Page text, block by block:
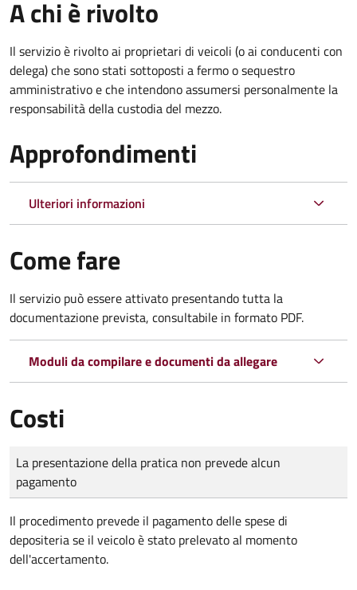
A chi è rivolto
Il servizio è rivolto ai proprietari di veicoli (o ai conducenti con
delega) che sono stati sottoposti a fermo o sequestro
amministrativo e che intendono assumersi personalmente la
responsabilità della custodia del mezzo.
Approfondimenti
Ulteriori informazioni
Come fare
Il servizio può essere attivato presentando tutta la
documentazione prevista, consultabile in formato PDF.
Moduli da compilare e documenti da allegare
Costi
Tipo di pagamento
Importo
La presentazione della pratica non prevede alcun
pagamento
Il procedimento prevede il pagamento delle spese di
depositeria se il veicolo è stato prelevato al momento
dell'accertamento.